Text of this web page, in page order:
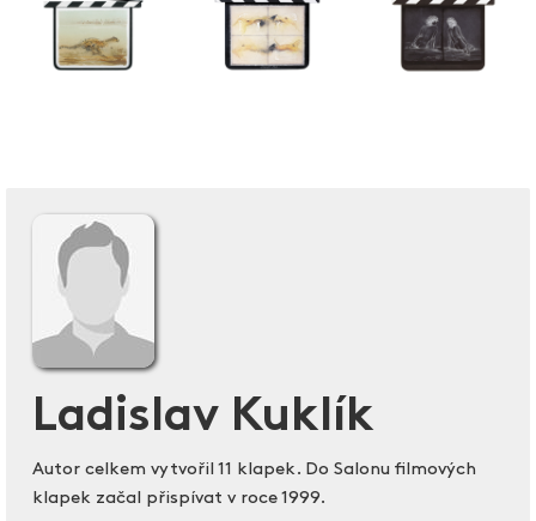
Ladislav Kuklík
Autor celkem vytvořil 11 klapek. Do Salonu filmových
klapek začal přispívat v roce 1999.